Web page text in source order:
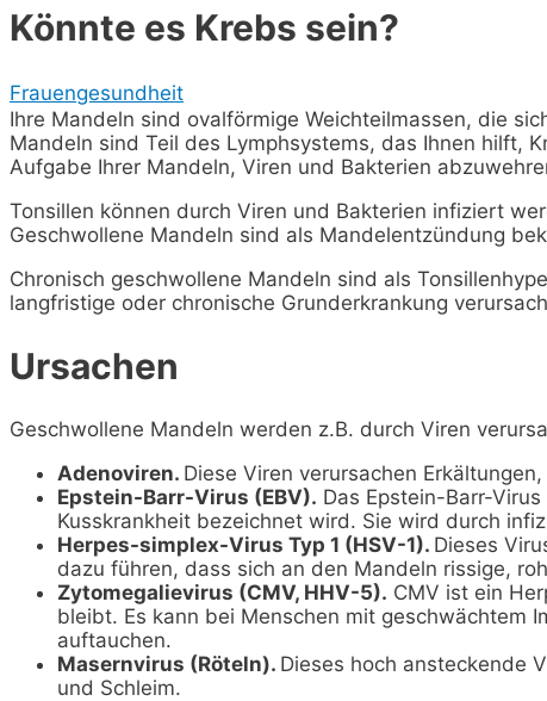
Könnte es Krebs sein?
Frauengesundheit
Ihre Mandeln sind ovalförmige Weichteilmassen, die
Mandeln sind Teil des Lymphsystems, das Ihnen hilft,
Aufgabe Ihrer Mandeln, Viren und Bakterien
Tonsillen können durch Viren und Bakterien infiziert
Geschwollene Mandeln sind als Mandelentzündung
Chronisch geschwollene Mandeln sind als
langfristige oder chronische Grunderkrankung
Ursachen
Geschwollene Mandeln werden z.B. durch Viren
Adenoviren. Diese Viren verursachen
Epstein-Barr-Virus (EBV). Das Epstein-Barr-
Kusskrankheit bezeichnet wird. Sie wird durch
Herpes-simplex-Virus Typ 1 (HSV-1). Dieses
dazu führen, dass sich an den Mandeln rissige,
Zytomegalievirus (CMV, HHV-5). CMV ist ein
bleibt. Es kann bei Menschen mit geschwächtem
auftauchen.
Masernvirus (Röteln). Dieses hoch ansteckende
und Schleim.